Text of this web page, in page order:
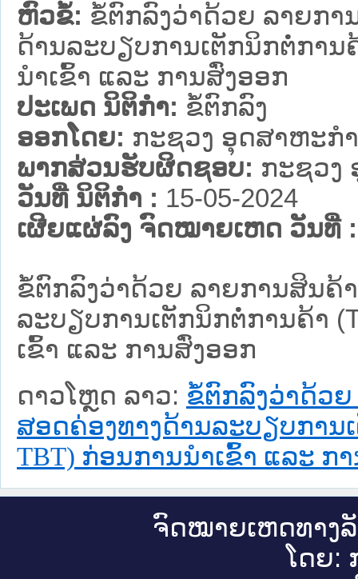
ຫົວຂໍ້: ຂໍ້ຕົກລົງວ່າດ້ວຍ ລາຍກ
ດ້ານລະບຽບການເຕັກນິກຕໍ່ການຄ້
ນຳເຂົ້າ ແລະ ການສົ່ງອອກ
ປະເພດ ນິຕິກໍາ: ຂໍ້ຕົກລົງ
ອອກໂດຍ: ກະຊວງ ອຸດສາຫະກ
ພາກສ່ວນຮັບຜິດຊອບ: ກະຊວງ
ວັນທີ່ ນິຕິກໍາ : 15-05-2024
ເຜີຍແຜ່ລົງ ຈົດໝາຍເຫດ ວັນທີ່ :
ຂໍ້ຕົກລົງວ່າດ້ວຍ ລາຍການສິນຄ້
ລະບຽບການເຕັກນິກຕໍ່ການຄ້າ
ເຂົ້າ ແລະ ການສົ່ງອອກ
ດາວໂຫຼດ ລາວ: ຂໍ້ຕົກລົງວ່າດ້ວ
ສອດຄ່ອງທາງດ້ານລະບຽບການເ
TBT) ກ່ອນການນຳເຂົ້າ ແລະ ກ
ຈົດ​ໝາຍ​ເຫດ​ທາງ​
ໂດຍ: